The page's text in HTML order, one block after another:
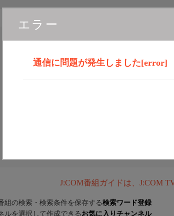
エラー
通信に問題が発生しました[error]
J:COM番組ガイドは、J:COM
組の検索・検索条件を保存する検索ワード登録
ルを選択して作成できる お気に入りチャンネル